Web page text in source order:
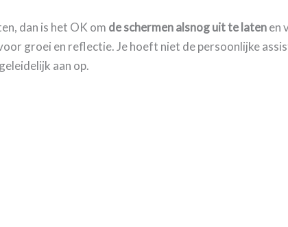
dan is het OK om de schermen alsnog uit te latenen
groei en reflectie. Je hoeft niet de persoonlijke
aan op.